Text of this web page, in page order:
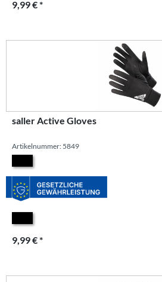
9,99 € *
saller Active Gloves
Artikelnummer: 5849
9,99 € *